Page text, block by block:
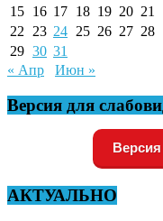
15 16 17 18 19 20 21
22
23 24 25 26 27 28
29 30 31
« Апр
Июн »
Версия для
АКТУАЛЬНО